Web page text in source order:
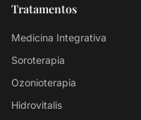
Tratamentos
Medicina Integrativa
Soroterapia
Ozonioterapia
Hidrovitalis